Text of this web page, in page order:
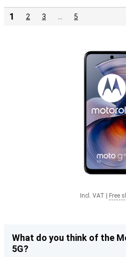
1 2 3 5
Incl. VAT Free
What do you think of the
5G?